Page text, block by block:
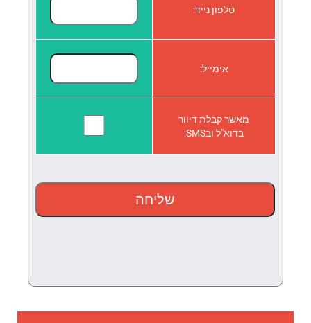
טלפון נייד:
אימייל:
מאשר קבלת דיוור
בדוא"ל ובSMS: